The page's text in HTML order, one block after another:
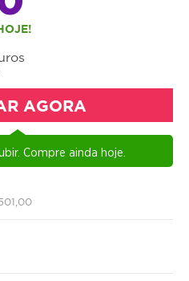
AGORA
Compre ainda hoje.